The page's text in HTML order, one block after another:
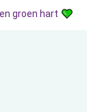
groen hart